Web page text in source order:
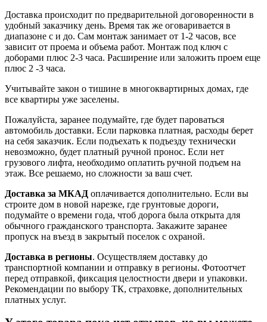
Доставка происходит по предварительной договоренности в
удобный заказчику день. Время так же оговаривается в
диапазоне с и до. Сам монтаж занимает от 1-2 часов, все
зависит от проема и объема работ. Монтаж под ключ с
доборами плюс 2-3 часа. Расширение или заложить проем еще
плюс 2 -3 часа.
Учитывайте закон о тишине в многоквартирных домах, где
все квартиры уже заселены.
Пожалуйста, заранее подумайте, где будет пароваться
автомобиль доставки. Если парковка платная, расходы берет
на себя заказчик. Если подъехать к подъезду технически
невозможно, будет платный ручной пронос. Если нет
грузового лифта, необходимо оплатить ручной подъем на
этаж. Все решаемо, но сложности за ваш счет.
Доставка за МКАД оплачивается дополнительно. Если вы
строите дом в новой нарезке, где грунтовые дороги,
подумайте о времени года, чтоб дорога была открыта для
обычного гражданского транспорта. Закажите заранее
пропуск на въезд в закрытый поселок с охраной.
Доставка в регионы. Осуществляем доставку до
транспортной компании и отправку в регионы. Фотоотчет
перед отправкой, фиксация целостности двери и упаковки.
Рекомендации по выбору ТК, страховке, дополнительных
платных услуг.